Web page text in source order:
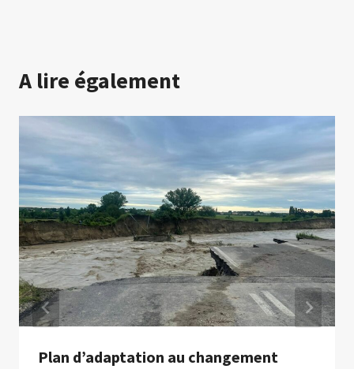
A lire également
Plan d’adaptation au changement